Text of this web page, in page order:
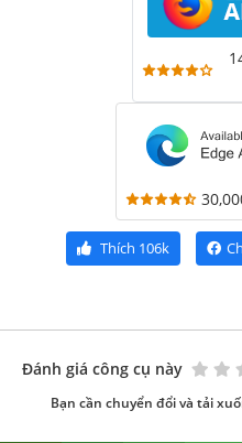
Thích 106k
Đánh giá công cụ này
Bạn cần chuyển đổi và tải